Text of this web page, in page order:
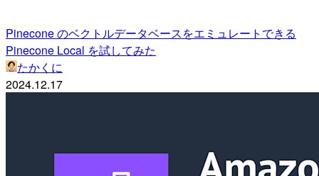
Pinecone のベクトルデータベースをエミュレートできる
Pinecone Local を試してみた
たかくに
2024.12.17